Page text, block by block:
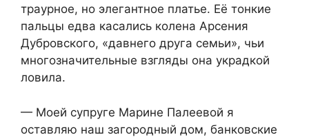
траурное, но элегантное платье. Её тонкие
пальцы едва касались колена Арсения
Дубровского, «давнего друга семьи», чьи
многозначительные взгляды она украдкой
ловила.
— Моей супруге Марине Палеевой я
оставляю наш загородный дом, банковские